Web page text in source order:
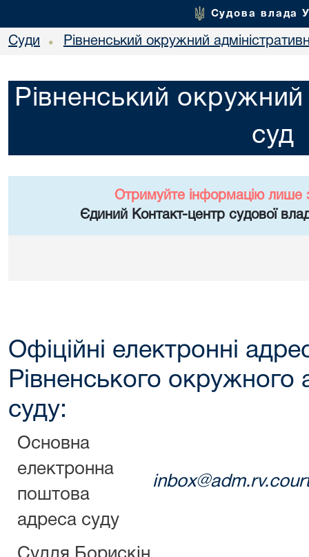
Судова влада
Суди • Рівненський окружний
Рівненський окружний
суд
Отримуйте інформацію лише
Єдиний Контакт-центр судової
Офіційні електронні
Рівненського окружного
суду:
Основна
електронна
поштова
адреса суду